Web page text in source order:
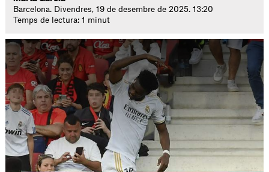
Barcelona. Divendres, 19 de desembre de 2025. 13:20
Temps de lectura: 1 minut